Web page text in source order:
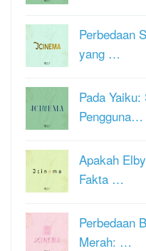
Perbedaan
yang …
Pada
Pengguna…
Apakah
Fakta …
Perbedaan
Merah: …